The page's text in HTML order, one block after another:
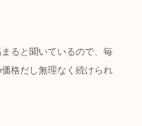
ると聞いているので、毎
格だし無理なく続けられ